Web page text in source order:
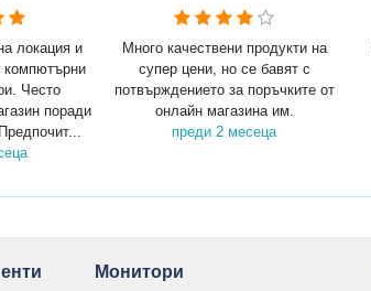
локация и
компютърни
Често
поради
Много качествени продукти на
супер цени, но се бавят с
потвърждението за поръчките от
онлайн магазина им.
преди 2 месеца
Монитори